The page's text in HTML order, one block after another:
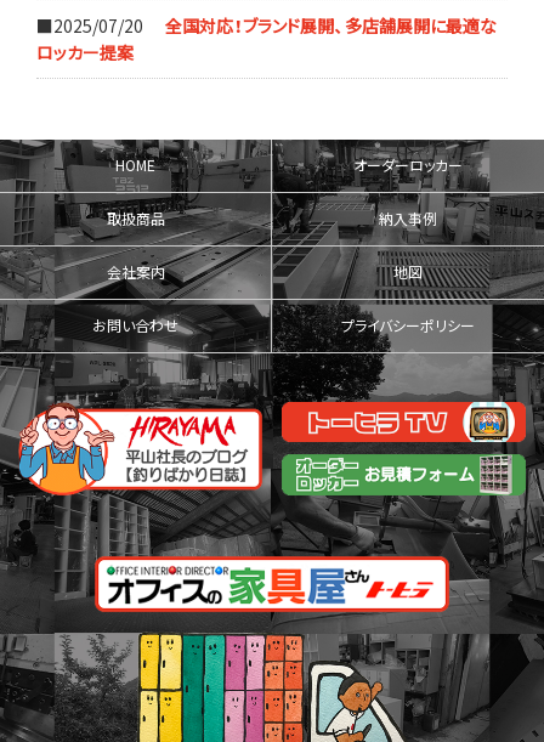
■2025/07/20
全国対応！ブランド展開、多店舗展開に最適な
ロッカー提案
HOME オーダーロッカー
取扱商品 納入事例
会社案内 地図
お問い合わせ プライバシーポリシー